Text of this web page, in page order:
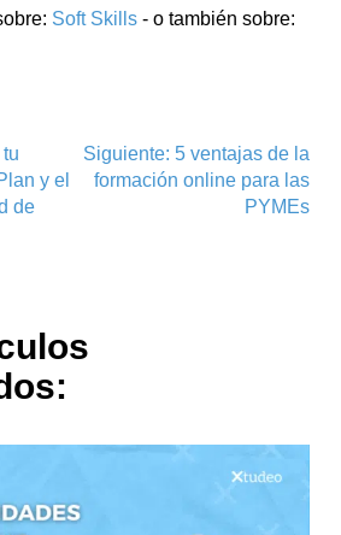
Soft Skills - o también sobre:
y el
de
Siguiente: 5 ventajas de la
formación online para las
PYMEs